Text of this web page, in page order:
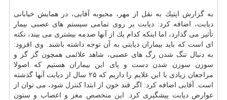
به گزارش اپتیك به نقل از مهر، محبوبه آقایی، در همایش خیابانی
دیابت، اضافه كرد: دیابت بر روی تمامی سیستم های عصبی بیمار
تأثیر می گذارد، اما اینكه كدام یك از آنها صدمه بیشتری می بیند، نكته
ای است كه باید بیماران دیابتی به آن توجه داشته باشند. وی افزود:
به دنبال تنگ شدن رگ های عصبی، شاهد علائمی همچون گز گز و
سوزن سوزن شدن دست و پای این بیماران هستیم كه اصولا
مراجعان زیادی با این علایم را داریم كه ۲۵ سال از دیابت آنها گذشته
است. آقایی اضافه كرد: اگر قند خون از ابتدا كنترل شود، می توان از
عوارض دیابت پیشگیری كرد. این متخصص مغز
و اعصاب و ستون